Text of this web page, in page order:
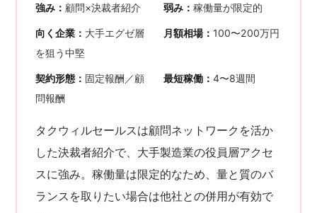
強み： 顧問×決裁者紹介 弱み： 稼働量が限定的
向く企業： 大手エグゼ層
を狙う中堅
月額相場： 100〜200万円
契約形態： 固定報酬／顧
問報酬
最短稼働： 4〜8週間
タクウィルセールスは顧問ネットワークを活か
した決裁者紹介で、大手製造業の役員層アクセ
スに強み。稼働量は限定的なため、量と質のバ
ランスを取りたい場合は他社との併用が有効で